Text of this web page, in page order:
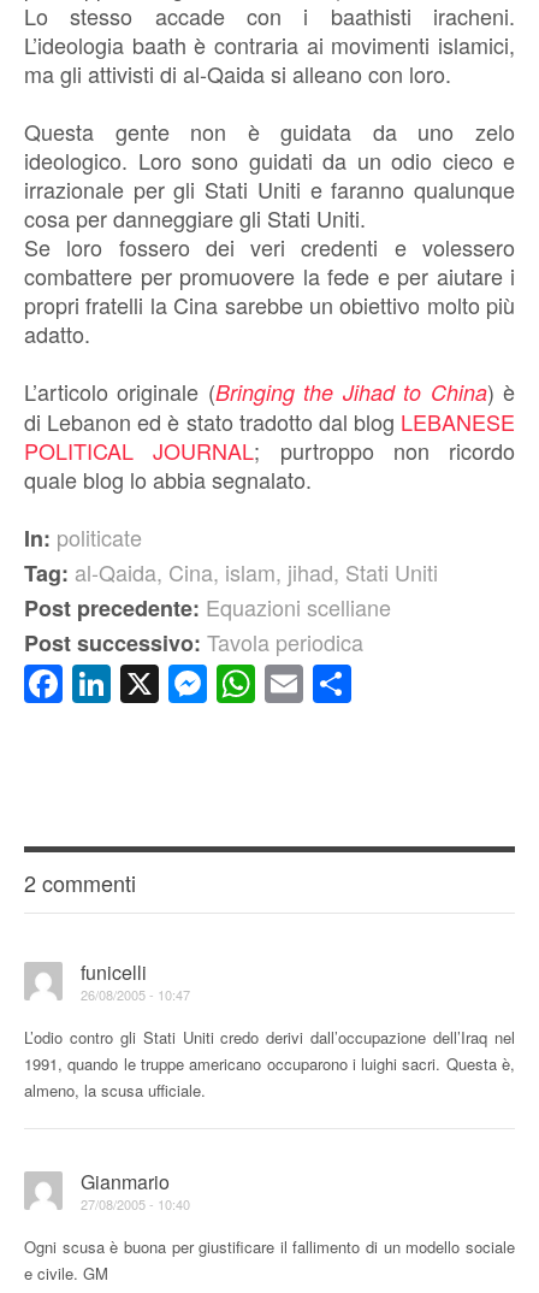
Lo stesso accade con i baathisti iracheni.
L’ideologia baath è contraria ai movimenti islamici,
ma gli attivisti di al-Qaida si alleano con loro.
Questa gente non è guidata da uno zelo
ideologico. Loro sono guidati da un odio cieco e
irrazionale per gli Stati Uniti e faranno qualunque
cosa per danneggiare gli Stati Uniti.
Se loro fossero dei veri credenti e volessero
combattere per promuovere la fede e per aiutare i
propri fratelli la Cina sarebbe un obiettivo molto più
adatto.
L’articolo originale (Bringing the Jihad to China) è
di Lebanon ed è stato tradotto dal blog LEBANESE
POLITICAL JOURNAL; purtroppo non ricordo
quale blog lo abbia segnalato.
In: politicate
Tag: al-Qaida, Cina, islam, jihad, Stati Uniti
Post precedente: Equazioni scelliane
Post successivo: Tavola periodica
Facebook
LinkedIn
X Messenger
WhatsApp
Email
2 commenti
funicelli
26/08/2005 - 10:47
L’odio contro gli Stati Uniti credo derivi dall’occupazione dell’Iraq nel
1991, quando le truppe americano occuparono i luighi sacri. Questa è,
almeno, la scusa ufficiale.
Gianmario
27/08/2005 - 10:40
Ogni scusa è buona per giustificare il fallimento di un modello sociale
e civile. GM